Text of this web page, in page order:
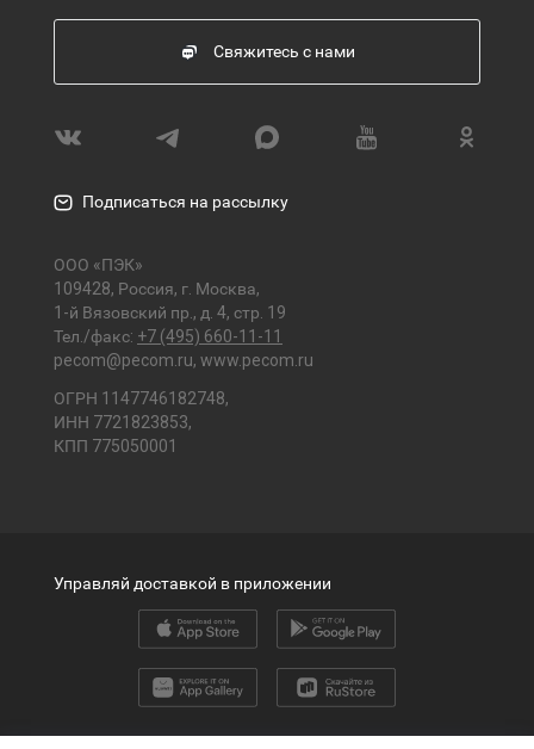
Свяжитесь с нами
Подписаться на рассылку
ООО «ПЭК»
109428, Россия, г. Москва,
1-й Вязовский пр., д. 4, стр. 19
Тел./факс: +7 (495) 660-11-11
pecom@pecom.ru, www.pecom.ru
ОГРН 1147746182748,
ИНН 7721823853,
КПП 775050001
Управляй доставкой в приложении